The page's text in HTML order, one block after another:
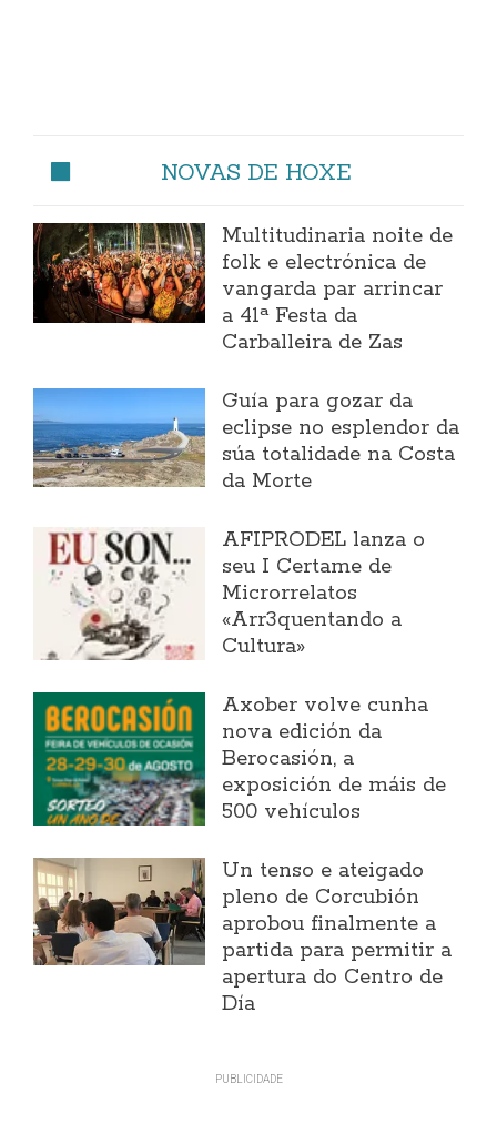
NOVAS DE HOXE
Multitudinaria noite de
folk e electrónica de
vangarda par arrincar
a 41ª Festa da
Carballeira de Zas
Guía para gozar da
eclipse no esplendor da
súa totalidade na Costa
da Morte
AFIPRODEL lanza o
seu I Certame de
Microrrelatos
«Arr3quentando a
Cultura»
Axober volve cunha
nova edición da
Berocasión, a
exposición de máis de
500 vehículos
Un tenso e ateigado
pleno de Corcubión
aprobou finalmente a
partida para permitir a
apertura do Centro de
Día